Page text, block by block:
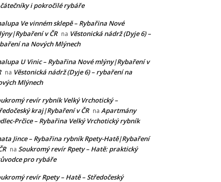
i pokročilé rybáře
Ve vinném sklepě – Rybařina Nové
v ČR na Věstonická nádrž (Dyje 6) –
na Nových Mlýnech
U Vinic – Rybařina Nové mlýny|Rybaření v
na Věstonická nádrž (Dyje 6) – rybaření na
Mlýnech
revír rybník Velký Vrchotický –
kraj|Rybaření v ČR na Apartmány
Prčice – Rybařina Velký Vrchotický rybník
Jince – Rybařina rybník Rpety-Hatě|Rybaření
na Soukromý revír Rpety – Hatě: praktický
pro rybáře
revír Rpety – Hatě – Středočeský